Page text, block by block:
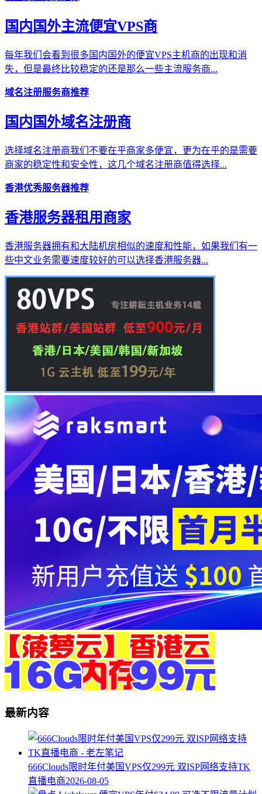
国内国外主流便宜VPS商
每年我们会看到很多国内国外的便宜VPS主机商的出现和消
失，但是最终比较稳定的还是那么一些主流服务商...
域名注册服务商推荐
国内国外域名注册商
选择域名注册商我们不要在乎商家多便宜，更为在乎的是需要
商家的稳定性和安全性，这几个域名注册商值得选择...
香港优秀服务器推荐
香港服务器租用商家
香港服务器拥有和大陆机房相似的速度和性能，如果我们有一
些中文业务需要速度较好的可以选择香港服务器...
最新内容
666Clouds限时年付美国VPS仅299元 双ISP网络支持TK
直播电商2026-08-05